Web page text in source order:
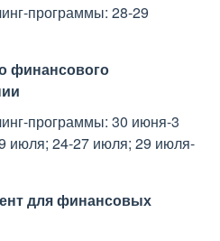
программы: 28-29
финансового
программы: 30 июня-3
июля; 24-27 июля; 29 июля-
для финансовых